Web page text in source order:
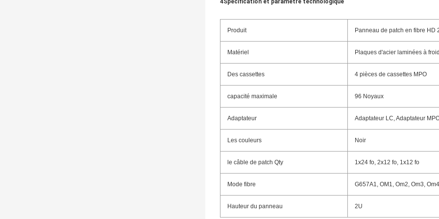
4Spécification et paramètre technologique
Produit Panneau de patch en fibre HD
Matériel Plaques d'acier laminées à froid
Des cassettes 4 pièces de cassettes MPO
capacité maximale 96 Noyaux
Adaptateur Adaptateur LC, Adaptateur
Les couleurs Noir
le câble de patch Qty 1x24 fo, 2x12 fo, 1x12 fo
Mode fibre G657A1, OM1, Om2, Om3, Om4
Hauteur du panneau 2U